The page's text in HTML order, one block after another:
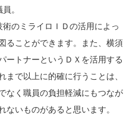
。
のミライロＩＤの活用によっ
ることができます。また、横須
ートナーというＤＸを活用する
まで以上に的確に行うことは、
なく職員の負担軽減にもつなが
ないものがあると思います。